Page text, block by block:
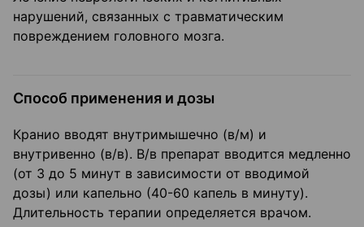
нарушений, связанных с травматическим
повреждением головного мозга.
Способ применения и дозы
Кранио вводят внутримышечно (в/м) и
внутривенно (в/в). В/в препарат вводится медленно
(от 3 до 5 минут в зависимости от вводимой
дозы) или капельно (40-60 капель в минуту).
Длительность терапии определяется врачом.